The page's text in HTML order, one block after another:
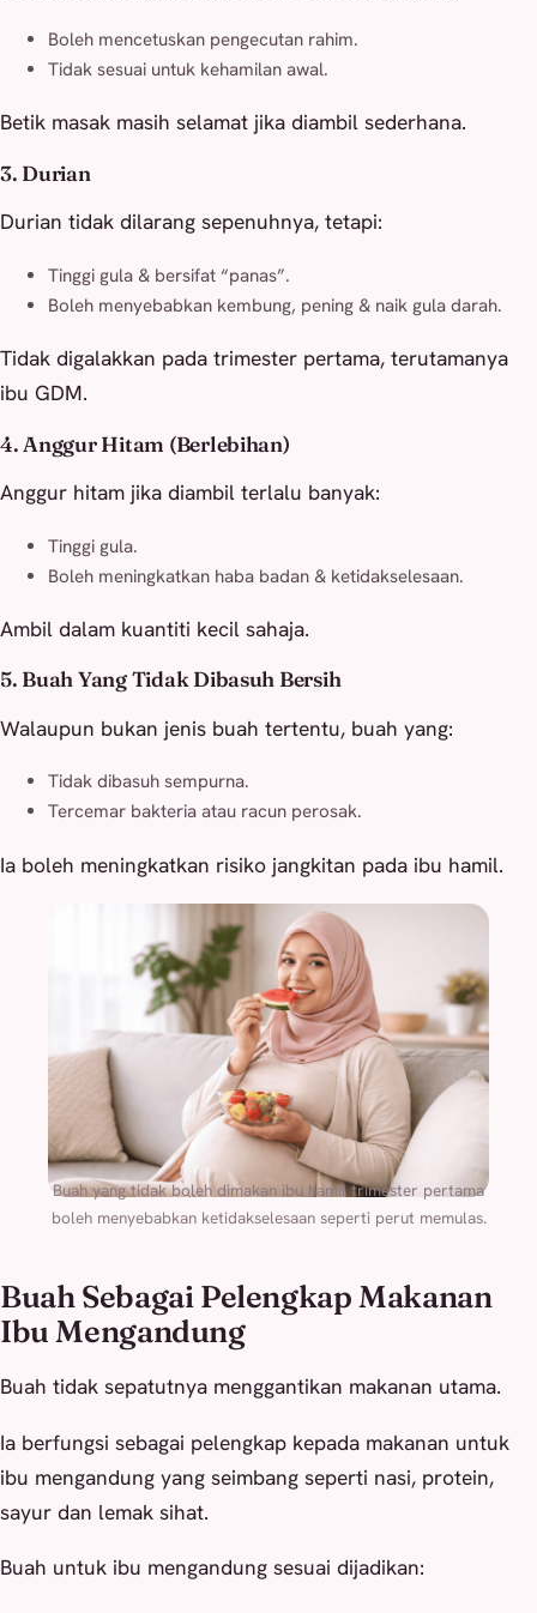
Boleh mencetuskan pengecutan rahim.
Tidak sesuai untuk kehamilan awal.
Betik masak masih selamat jika diambil sederhana.
3. Durian
Durian tidak dilarang sepenuhnya, tetapi:
Tinggi gula & bersifat “panas”.
Boleh menyebabkan kembung, pening & naik gula darah.
Tidak digalakkan pada trimester pertama, terutamanya
ibu GDM.
4. Anggur Hitam (Berlebihan)
Anggur hitam jika diambil terlalu banyak:
Tinggi gula.
Boleh meningkatkan haba badan & ketidakselesaan.
Ambil dalam kuantiti kecil sahaja.
5. Buah Yang Tidak Dibasuh Bersih
Walaupun bukan jenis buah tertentu, buah yang:
Tidak dibasuh sempurna.
Tercemar bakteria atau racun perosak.
Ia boleh meningkatkan risiko jangkitan pada ibu hamil.
Buah yang tidak boleh dimakan ibu hamil trimester pertama
boleh menyebabkan ketidakselesaan seperti perut memulas.
Buah Sebagai Pelengkap Makanan
Ibu Mengandung
Buah tidak sepatutnya menggantikan makanan utama.
Ia berfungsi sebagai pelengkap kepada makanan untuk
ibu mengandung yang seimbang seperti nasi, protein,
sayur dan lemak sihat.
Buah untuk ibu mengandung sesuai dijadikan: